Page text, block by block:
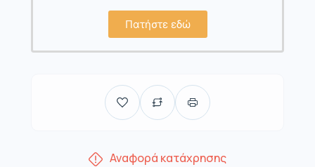
Πατήστε εδώ
Αναφορά κατάχρησης